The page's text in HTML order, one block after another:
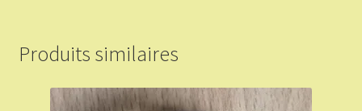
Produits similaires